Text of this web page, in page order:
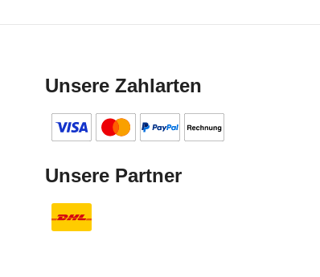
Unsere Zahlarten
Unsere Partner